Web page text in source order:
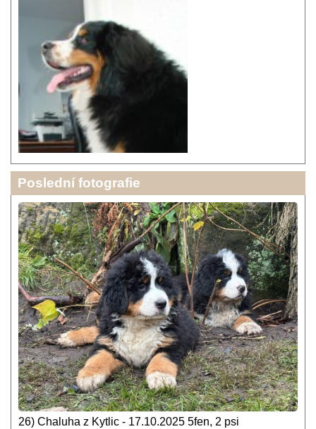
Poslední fotografie
26) Chaluha z Kytlic - 17.10.2025 5fen, 2 psi